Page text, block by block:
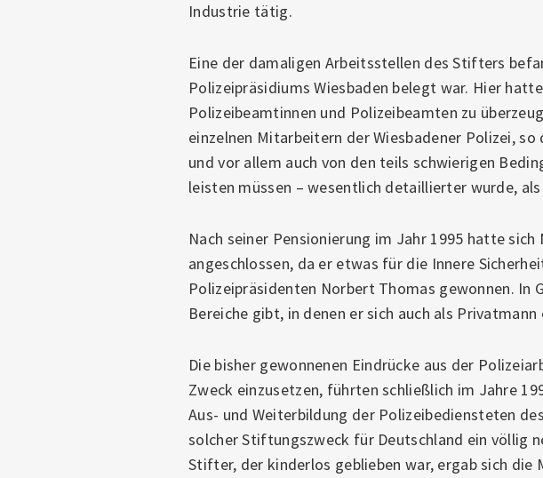
Industrie tätig.
Eine der damaligen Arbeitsstellen des Stifters
Polizeipräsidiums Wiesbaden belegt war. Hier
Polizeibeamtinnen und Polizeibeamten zu
einzelnen Mitarbeitern der Wiesbadener Polizei,
und vor allem auch von den teils schwierigen
leisten müssen – wesentlich detaillierter wurde,
Nach seiner Pensionierung im Jahr 1995 hatte
angeschlossen, da er etwas für die Innere
Polizeipräsidenten Norbert Thomas gewonnen. In
Bereiche gibt, in denen er sich auch als
Die bisher gewonnenen Eindrücke aus der
Zweck einzusetzen, führten schließlich im Jahre
Aus- und Weiterbildung der Polizeibediensteten
solcher Stiftungszweck für Deutschland ein völlig
Stifter, der kinderlos geblieben war, ergab sich